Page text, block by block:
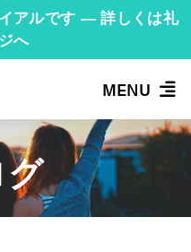
アルです — 詳しくは礼
へ
MENU
グ